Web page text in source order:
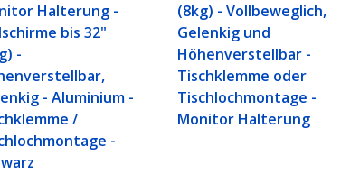
Halterung -
bis 32"
-
- Aluminium -
/
-
(8kg) - Vollbeweglich,
Gelenkig und
Höhenverstellbar -
Tischklemme oder
Tischlochmontage -
Monitor Halterung